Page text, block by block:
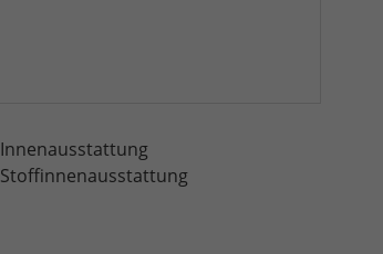
Innenausstattung
Stoffinnenausstattung